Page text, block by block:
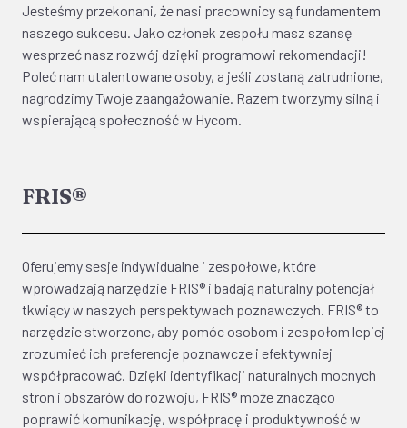
Jesteśmy przekonani, że nasi pracownicy są fundamentem
naszego sukcesu. Jako członek zespołu masz szansę
wesprzeć nasz rozwój dzięki programowi rekomendacji!
Poleć nam utalentowane osoby, a jeśli zostaną zatrudnione,
nagrodzimy Twoje zaangażowanie. Razem tworzymy silną i
wspierającą społeczność w Hycom.
FRIS®
Oferujemy sesje indywidualne i zespołowe, które
wprowadzają narzędzie FRIS® i badają naturalny potencjał
tkwiący w naszych perspektywach poznawczych. FRIS® to
narzędzie stworzone, aby pomóc osobom i zespołom lepiej
zrozumieć ich preferencje poznawcze i efektywniej
współpracować. Dzięki identyfikacji naturalnych mocnych
stron i obszarów do rozwoju, FRIS® może znacząco
poprawić komunikację, współpracę i produktywność w